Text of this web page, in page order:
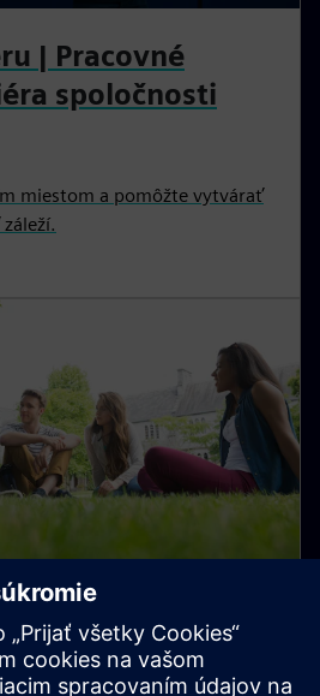
| Pracovné
spoločnosti
miestom a pomôžte vytvárať
rané kariérne